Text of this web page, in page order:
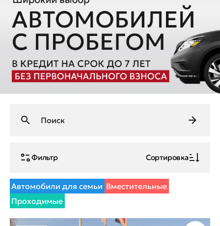
Фильтр Сортировка
Автомобили для семьи Вместительные
Проходимые